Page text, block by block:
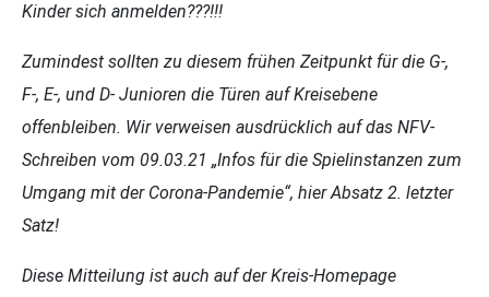
Kinder sich anmelden???!!!
Zumindest sollten zu diesem frühen Zeitpunkt für die G-,
F-, E-, und D- Junioren die Türen auf Kreisebene
offenbleiben. Wir verweisen ausdrücklich auf das NFV-
Schreiben vom 09.03.21 „Infos für die Spielinstanzen zum
Umgang mit der Corona-Pandemie“, hier Absatz 2. letzter
Satz!
Diese Mitteilung ist auch auf der Kreis-Homepage